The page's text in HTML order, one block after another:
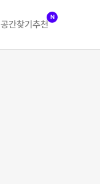
공간찾기 추천
N